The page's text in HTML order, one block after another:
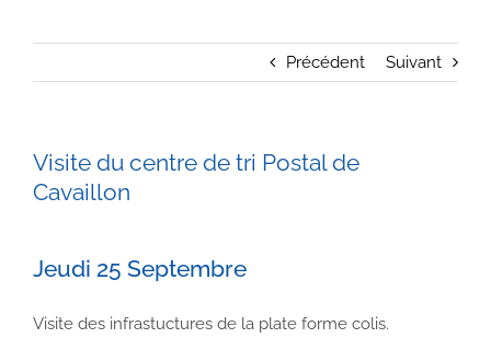
Précédent Suivant
Visite du centre de tri Postal de
Cavaillon
Jeudi 25 Septembre
Visite des infrastuctures de la plate forme colis.